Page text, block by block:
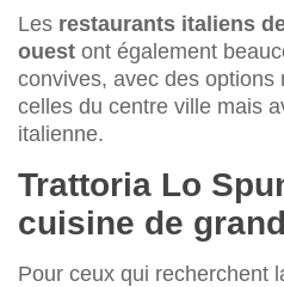
Les restaurants italiens
ouest ont également
convives, avec des options
celles du centre ville mais
italienne.
Trattoria Lo
cuisine de
Pour ceux qui recherchent